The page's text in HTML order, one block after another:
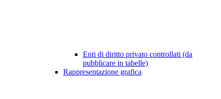
Enti di diritto privato controllati (da
pubblicare in tabelle)
Rappresentazione grafica